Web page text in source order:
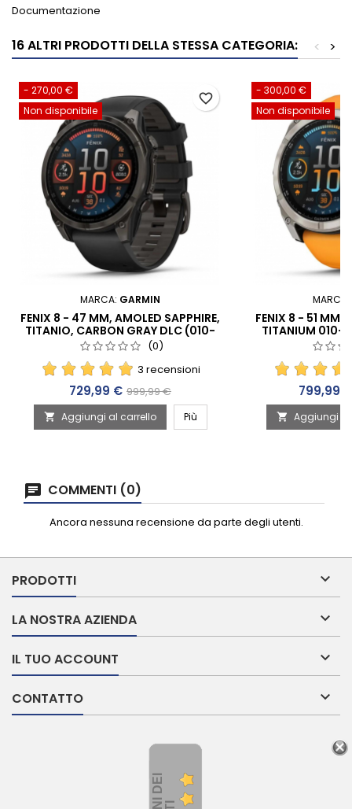
Documentazione
16 ALTRI PRODOTTI DELLA STESSA CATEGORIA: >
<
- 270,00 €
Non disponibile
MARCA: GARMIN
FENIX 8 - 47 MM, AMOLED SAPPHIRE,
TITANIO, CARBON GRAY DLC (010-
02904-21) ⭐ SNL – COMPETENZA
DAL 1998
(0)
3 recensioni
Prezzo
729,99 € Prezzo base
999,99 €
 Aggiungi al carrello Più
favorite_border
- 300,00 €
Non disponibile
MARCA:
FENIX 8 - 51 MM,
TITANIUM 010-
Prezzo
799,99 €
 Aggiungi al
COMMENTI (0)
Ancora nessuna recensione da parte degli utenti.
PRODOTTI 
LA NOSTRA AZIENDA 
IL TUO ACCOUNT 
CONTATTO 